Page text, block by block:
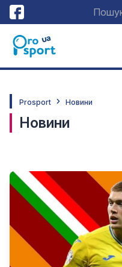
Prosport Новини
Новини